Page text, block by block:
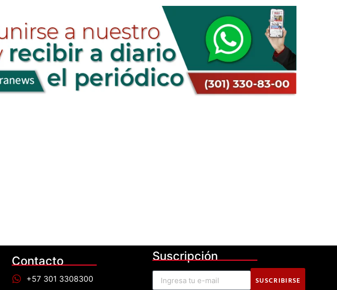
Contacto
+57 301 3308300
Suscripción
SUSCRIBIRSE